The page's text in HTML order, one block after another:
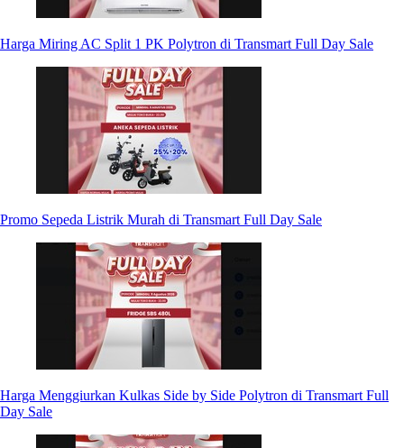
Harga Miring AC Split 1 PK Polytron di Transmart Full Day Sale
Promo Sepeda Listrik Murah di Transmart Full Day Sale
Harga Menggiurkan Kulkas Side by Side Polytron di Transmart Full
Day Sale